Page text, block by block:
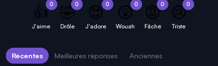
0
👍
J'aime
0
🤣
Drôle
0
😍
J'adore
0
😲
Wouah
0
😡
Fâché
0
😢
Triste
Récentes Meilleures réponses Anciennes